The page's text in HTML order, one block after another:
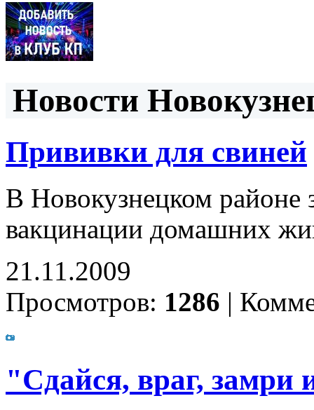
Новости
Прививки для свиней
В Новокузнецком районе
вакцинации домашних
21.11.2009
Просмотров: 1286 |
"Сдайся, враг, замри